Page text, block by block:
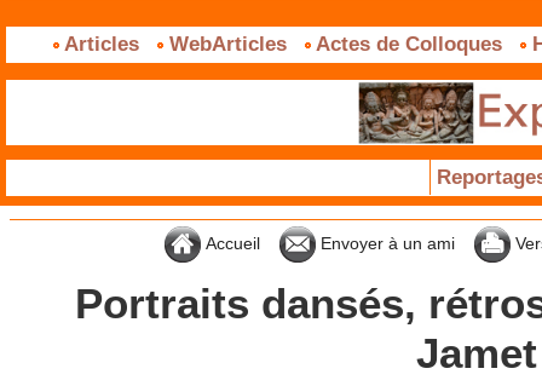
Articles WebArticles Actes de Colloques
Accueil Envoyer à un ami
Portraits dansés,
Jamet